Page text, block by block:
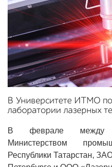
В Университете ИТМО
лаборатории лазерных
В феврале между
Министерством
Республики Татарстан,